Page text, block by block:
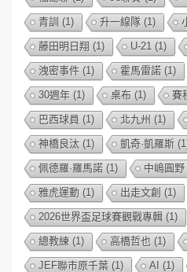
青訓 (1) 升一線隊 (1)
藤田明日翔 (1) U-21 (1)
洩密事件 (1) 霍馬雷諾 (1)
30週年 (1) 桌布 (1) 賽
巴西球員 (1) 北九州 (1)
神橋良汰 (1) 凱奇·凱羅斯
佩德羅·羅馬諾 (1) 中嶋圓野
雅虎運動 (1) 出走文創 (1)
2026世界盃足球賽觀戰專輯 (1)
總教練 (1) 高橋哲也 (1)
JEF聯市原千葉 (1) AI (1)